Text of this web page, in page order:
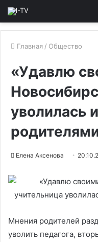
Главная / Общество
«Удавлю
уволилась
Елена Аксенова
Мнения родителей
уволить педагога,